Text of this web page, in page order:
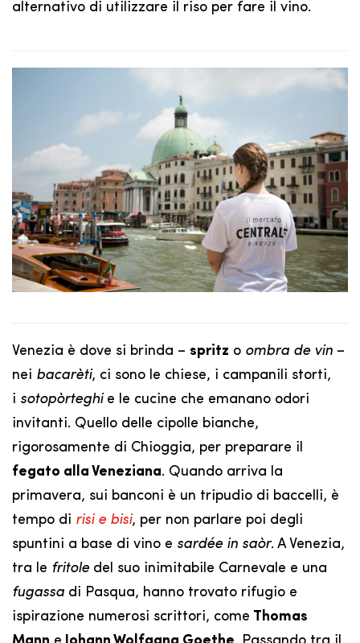
alternativo di utilizzare il riso per fare il vino.
Venezia è dove si brinda – spritz o ombra de vin –
nei bacarèti, ci sono le chiese, i campanili storti,
i sotopòrteghie le cucine che emanano odori
invitanti. Quello delle cipolle bianche,
rigorosamente di Chioggia, per preparare il
fegato alla Veneziana. Quando arriva la
primavera, sui banconi è un tripudio di baccelli, è
tempo di risi e bisi, per non parlare poi degli
spuntini a base di vino e sardée in saòr. A Venezia,
tra le fritole del suo inimitabile Carnevale e una
fugassa di Pasqua, hanno trovato rifugio e
ispirazione numerosi scrittori, come Thomas